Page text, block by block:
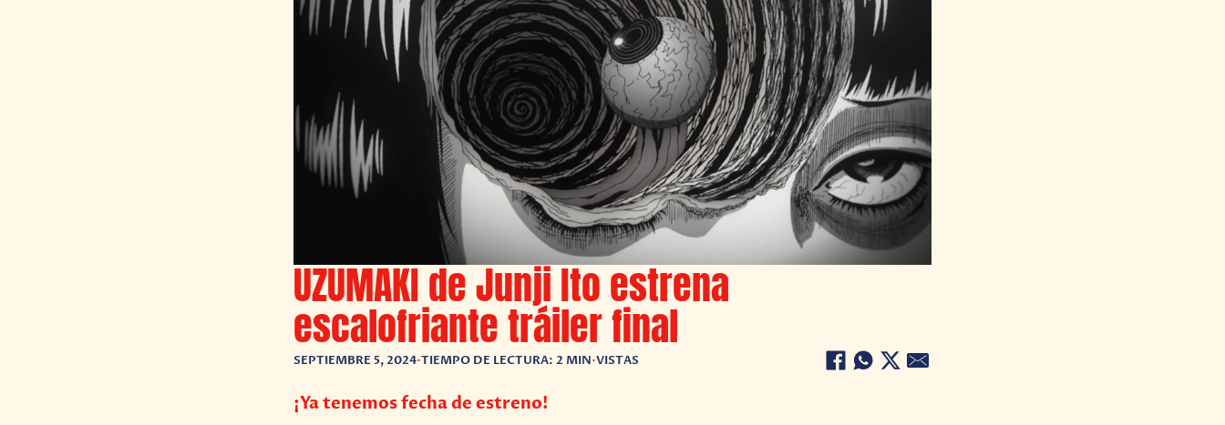
UZUMAKI de Junji Ito estrena
escalofriante tráiler final
SEPTIEMBRE 5, 2024•TIEMPO DE LECTURA: 2 MIN•VISTAS
¡Ya tenemos fecha de estreno!